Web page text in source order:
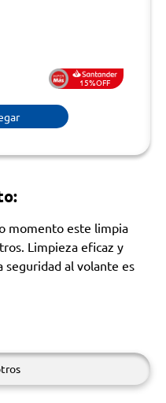
15%OFF
momento este limpia
Limpieza eficaz y
seguridad al volante es